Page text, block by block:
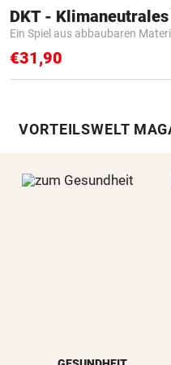
Ein Spiel aus abbaubaren
€31,90
VORTEILSWELT